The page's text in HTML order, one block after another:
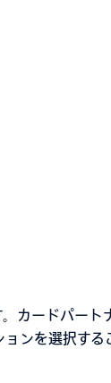
カードパート
ンを選択する